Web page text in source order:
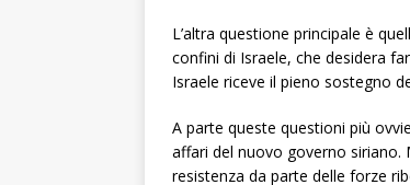
L’altra questione principale è
confini di Israele, che desidera
Israele riceve il pieno sostegno
A parte queste questioni più
affari del nuovo governo siriano.
resistenza da parte delle forze